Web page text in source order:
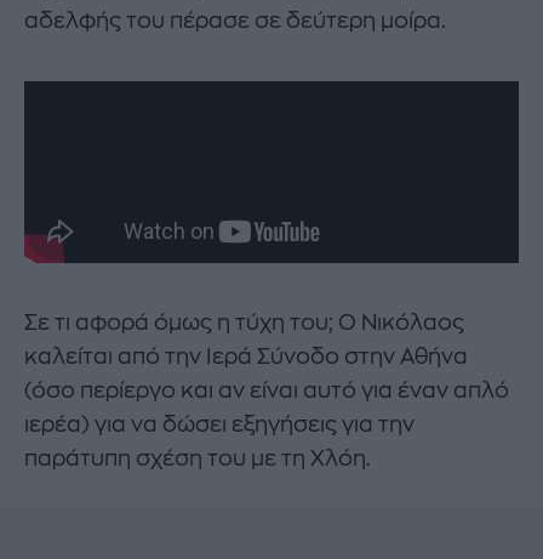
αδελφής του πέρασε σε δεύτερη μοίρα.
Σε τι αφορά όμως η τύχη του; Ο Νικόλαος
καλείται από την Ιερά Σύνοδο στην Αθήνα
(όσο περίεργο και αν είναι αυτό για έναν απλό
ιερέα) για να δώσει εξηγήσεις για την
παράτυπη σχέση του με τη Χλόη.